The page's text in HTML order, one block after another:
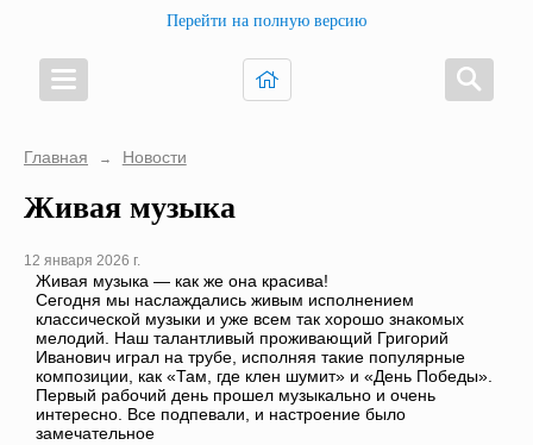
Перейти на полную версию
Главная → Новости
Живая музыка
12 января 2026 г.
Живая музыка — как же она красива!
Сегодня мы наслаждались живым исполнением
классической музыки и уже всем так хорошо знакомых
мелодий. Наш талантливый проживающий Григорий
Иванович играл на трубе, исполняя такие популярные
композиции, как «Там, где клен шумит» и «День Победы».
Первый рабочий день прошел музыкально и очень
интересно. Все подпевали, и настроение было
замечательное